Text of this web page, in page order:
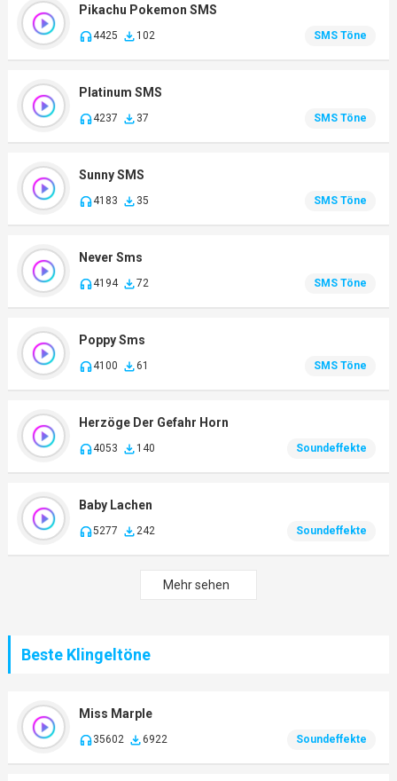
Pikachu Pokemon SMS
4425 102 SMS Töne
Platinum SMS
4237 37 SMS Töne
Sunny SMS
4183 35 SMS Töne
Never Sms
4194 72 SMS Töne
Poppy Sms
4100 61 SMS Töne
Herzöge Der Gefahr Horn
4053 140 Soundeffekte
Baby Lachen
5277 242 Soundeffekte
Mehr sehen
Beste Klingeltöne
Miss Marple
35602 6922 Soundeffekte